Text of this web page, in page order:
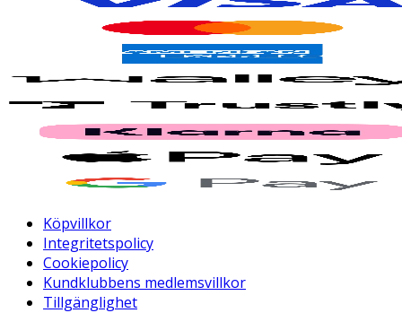
Köpvillkor
Integritetspolicy
Cookiepolicy
Kundklubbens medlemsvillkor
Tillgänglighet